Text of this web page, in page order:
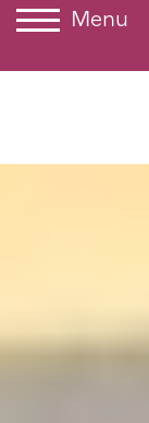
Menu